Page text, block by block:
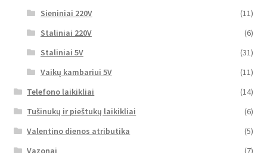
Sieniniai 220V
(11)
Staliniai 220V
(6)
Staliniai 5V
(31)
Vaikų kambariui 5V
(11)
Telefono laikikliai
(14)
Tušinukų ir pieštukų laikikliai
(6)
Valentino dienos atributika
(5)
Vazonai
(7)